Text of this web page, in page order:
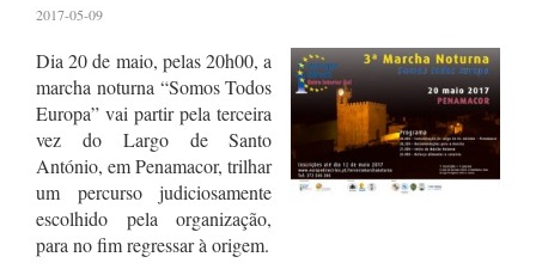
2017-05-09
Dia 20 de maio, pelas 20h00, a
marcha noturna “Somos Todos
Europa” vai partir pela terceira
vez do Largo de Santo
António, em Penamacor, trilhar
um percurso judiciosamente
escolhido pela organização,
para no fim regressar à origem.